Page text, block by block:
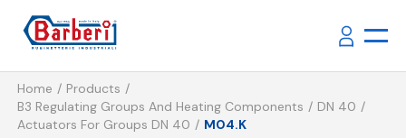
Home
Products
B3 Regulating Groups And Heating Components
DN 40
Actuators For Groups DN 40
M04.K